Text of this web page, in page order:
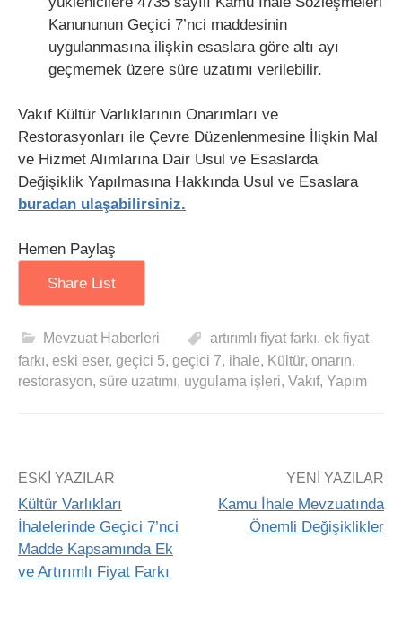
Kanununun Geçici 7’nci maddesinin
uygulanmasına ilişkin esaslara göre altı ayı
geçmemek üzere süre uzatımı verilebilir.
Vakıf Kültür Varlıklarının Onarımları ve
Restorasyonları ile Çevre Düzenlenmesine İlişkin Mal
ve Hizmet Alımlarına Dair Usul ve Esaslarda
Değişiklik Yapılmasına Hakkında Usul ve Esaslara
buradan ulaşabilirsiniz.
Hemen Paylaş
Share List
Mevzuat Haberleri artırımlı fiyat farkı, ek fiyat
farkı, eski eser, geçici 5, geçici 7, ihale, Kültür, onarın,
restorasyon, süre uzatımı, uygulama işleri, Vakıf, Yapım
ESKI YAZILAR
Kültür Varlıkları
İhalelerinde Geçici 7’nci
Madde Kapsamında Ek
ve Artırımlı Fiyat Farkı
YENI YAZILAR
Kamu İhale Mevzuatında
Önemli Değişiklikler